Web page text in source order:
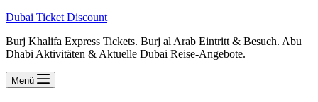
Dubai Ticket Discount
Burj Khalifa Express Tickets. Burj al Arab Eintritt & Besuch. Abu
Dhabi Aktivitäten & Aktuelle Dubai Reise-Angebote.
Menü